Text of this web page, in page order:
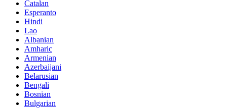
Catalan
Esperanto
Hindi
Lao
Albanian
Amharic
Armenian
Azerbaijani
Belarusian
Bengali
Bosnian
Bulgarian